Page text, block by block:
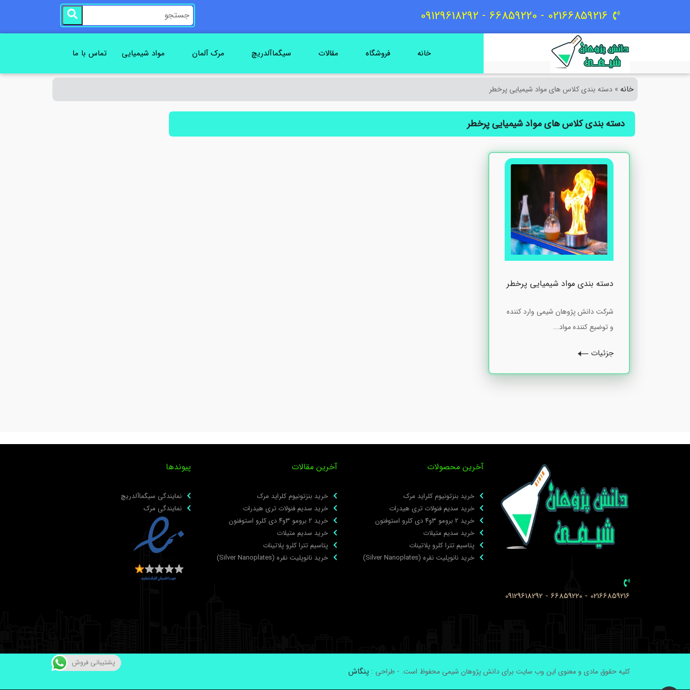
02166859216 - 66859220 - 09129618292
خانه فروشگاه مقالات سیگماآلدریچ مرک آلمان مواد شیمیایی تماس با ما
خانه » دسته بندی کلاس های مواد شیمیایی پرخطر
دسته بندی کلاس های مواد شیمیایی پرخطر
دسته بندی مواد شیمیایی پرخطر
شرکت دانش پژوهان شیمی وارد کننده
و توضیع کننده مواد...
جزئیات
02166859216 - 66859220 - 09129618292
آخرین محصولات
خرید بنزتونیوم کلراید مرک
خرید سدیم فنولات تری هیدرات
خرید ۲ برومو ۳و۴ دی‌ کلرو استوفنون
خرید سدیم متیلات
پتاسیم تترا کلرو پلاتینات
خرید نانوپلیت نقره (Silver Nanoplates)
آخرین مقالات
خرید بنزتونیوم کلراید مرک
خرید سدیم فنولات تری هیدرات
خرید ۲ برومو ۳و۴ دی‌ کلرو استوفنون
خرید سدیم متیلات
پتاسیم تترا کلرو پلاتینات
خرید نانوپلیت نقره (Silver Nanoplates)
پیوندها
نمایندگی سیگماآلدریچ
نمایندگی مرک
کلیه حقوق مادی و معنوی این وب سایت برای دانش پژوهان شیمی محفوظ است. - طراحی : پنگاش
پشتیبانی فروش